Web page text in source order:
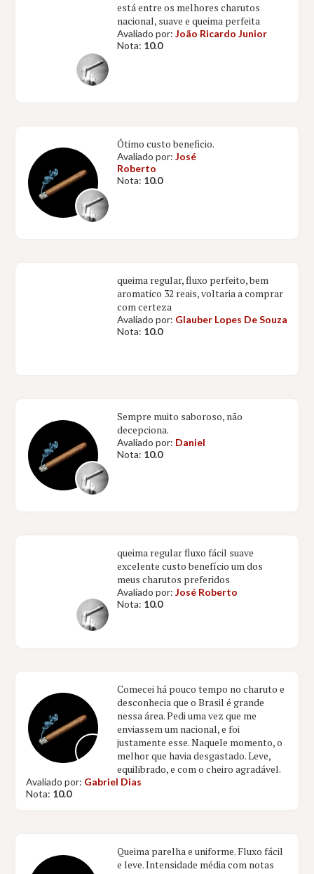
está entre os melhores charutos
nacional, suave e queima perfeita
Avaliado por:João Ricardo Junior
Nota: 10.0
Ótimo custo beneficio.
Avaliado por:José
Roberto
Nota: 10.0
queima regular, fluxo perfeito, bem
aromatico 32 reais, voltaria a comprar
com certeza
Avaliado por: Glauber Lopes De Souza
Nota: 10.0
Sempre muito saboroso, não
decepciona.
Avaliado por: Daniel
Nota: 10.0
queima regular fluxo fácil suave
excelente custo benefício um dos
meus charutos preferidos
Avaliado por:José Roberto
Nota: 10.0
Comecei há pouco tempo no charuto e
desconhecia que o Brasil é grande
nessa área. Pedi uma vez que me
enviassem um nacional, e foi
justamente esse. Naquele momento, o
melhor que havia desgastado. Leve,
equilibrado, e com o cheiro agradável.
Avaliado por: Gabriel Dias
Nota: 10.0
Queima parelha e uniforme. Fluxo fácil
e leve. Intensidade média com notas